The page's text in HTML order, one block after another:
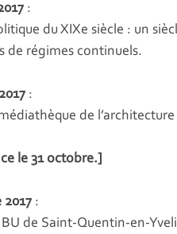
:
du XIXe siècle : un
de régimes continuels.
:
de
le 31 octobre.]
2017 :
BU de Saint-Quentin-en-